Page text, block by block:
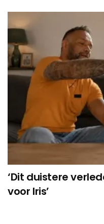
‘Dit duistere
voor Iris’